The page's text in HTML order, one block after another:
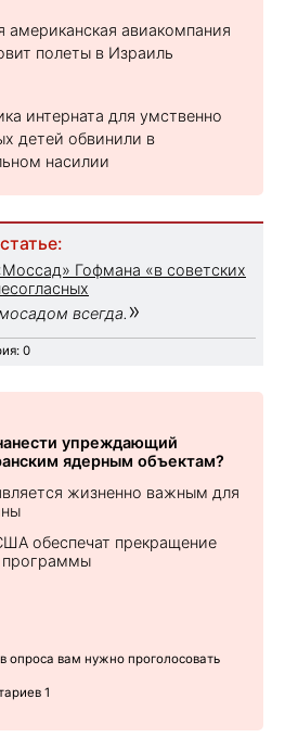
американская авиакомпания
полеты в Израиль
интерната для умственно
детей обвинили в
насилии
Гофмана «в советских
всегда. »
0
упреждающий
ядерным объектам?
жизненно важным для
обеспечат прекращение
программы
опроса вам нужно проголосовать
1